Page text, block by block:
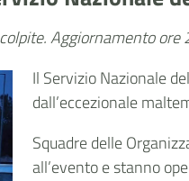
Aggiornamento
Il Servizio Nazionale
dall’eccezionale
Squadre delle
all’evento e stanno